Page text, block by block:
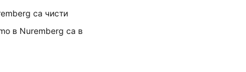
са чисти
в Nuremberg са в